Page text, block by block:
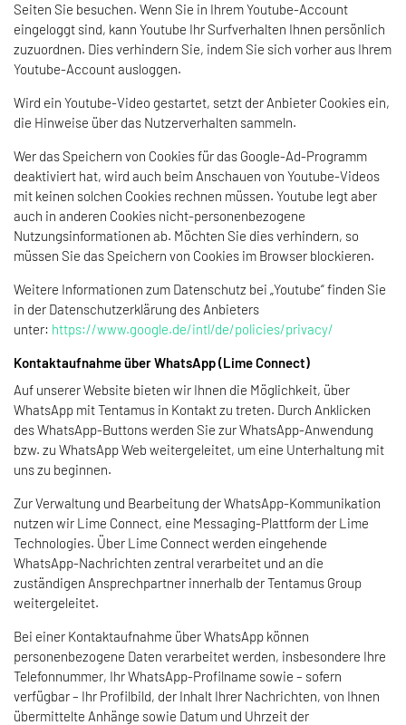
Seiten Sie besuchen. Wenn Sie in Ihrem Youtube-Account
eingeloggt sind, kann Youtube Ihr Surfverhalten Ihnen persönlich
zuzuordnen. Dies verhindern Sie, indem Sie sich vorher aus Ihrem
Youtube-Account ausloggen.
Wird ein Youtube-Video gestartet, setzt der Anbieter Cookies ein,
die Hinweise über das Nutzerverhalten sammeln.
Wer das Speichern von Cookies für das Google-Ad-Programm
deaktiviert hat, wird auch beim Anschauen von Youtube-Videos
mit keinen solchen Cookies rechnen müssen. Youtube legt aber
auch in anderen Cookies nicht-personenbezogene
Nutzungsinformationen ab. Möchten Sie dies verhindern, so
müssen Sie das Speichern von Cookies im Browser blockieren.
Weitere Informationen zum Datenschutz bei „Youtube“ finden Sie
in der Datenschutzerklärung des Anbieters
unter: https://www.google.de/intl/de/policies/privacy/
Kontaktaufnahme über WhatsApp (Lime Connect)
Auf unserer Website bieten wir Ihnen die Möglichkeit, über
WhatsApp mit Tentamus in Kontakt zu treten. Durch Anklicken
des WhatsApp-Buttons werden Sie zur WhatsApp-Anwendung
bzw. zu WhatsApp Web weitergeleitet, um eine Unterhaltung mit
uns zu beginnen.
Zur Verwaltung und Bearbeitung der WhatsApp-Kommunikation
nutzen wir Lime Connect, eine Messaging-Plattform der Lime
Technologies. Über Lime Connect werden eingehende
WhatsApp-Nachrichten zentral verarbeitet und an die
zuständigen Ansprechpartner innerhalb der Tentamus Group
weitergeleitet.
Bei einer Kontaktaufnahme über WhatsApp können
personenbezogene Daten verarbeitet werden, insbesondere Ihre
Telefonnummer, Ihr WhatsApp-Profilname sowie – sofern
verfügbar – Ihr Profilbild, der Inhalt Ihrer Nachrichten, von Ihnen
übermittelte Anhänge sowie Datum und Uhrzeit der